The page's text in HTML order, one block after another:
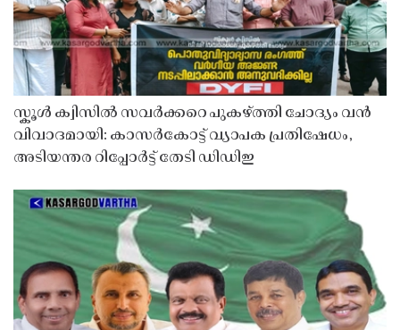
സ്കൂൾ ക്വിസിൽ സവർക്കറെ പുകഴ്ത്തി ചോദ്യം വൻ
വിവാദമായി: കാസർകോട്ട് വ്യാപക പ്രതിഷേധം,
അടിയന്തര റിപ്പോർട്ട് തേടി ഡിഡിഇ